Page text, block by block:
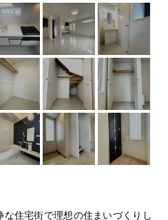
住宅街で理想の住まいづくりし